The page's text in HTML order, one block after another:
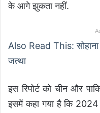
के आगे झुकता नहीं.
Also Read This: सोहाना
जत्था
इस रिपोर्ट को चीन और
इसमें कहा गया है कि